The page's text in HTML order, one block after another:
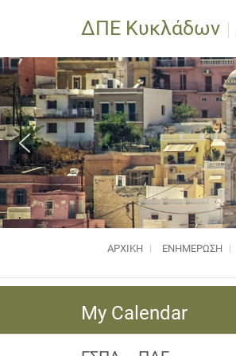
ΔΠΕ Κυκλάδων
ΑΡΧΙΚΗ ΕΝΗΜΈΡΩΣΗ
My Calendar